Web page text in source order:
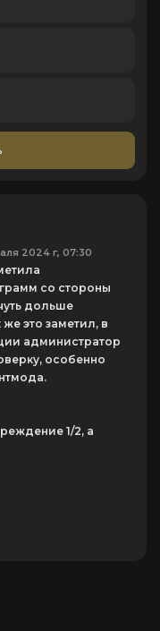
2024 г, 07:30
со стороны
дольше
это заметил, в
администратор
особенно
1/2, а